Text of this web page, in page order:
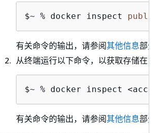
$~ % docker inspect public
有关命令的输出，请参阅其他信息部分
从终端运行以下命令，以获取存储在
$~ % docker inspect
有关命令的输出，请参阅其他信息部分